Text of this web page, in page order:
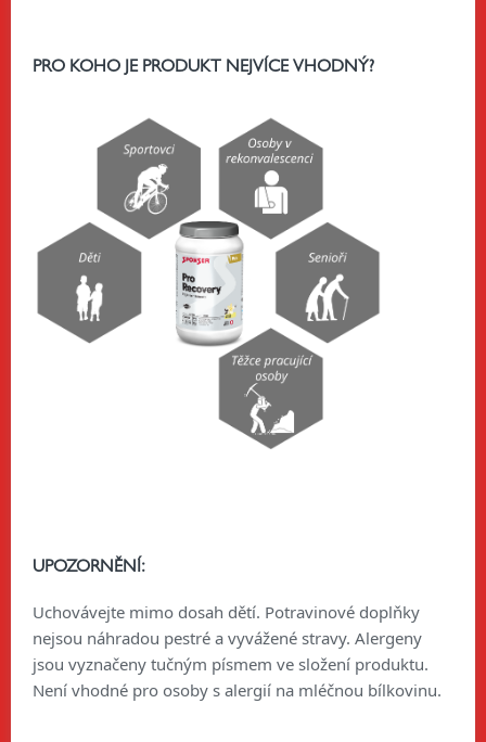
PRO KOHO JE PRODUKT NEJVÍCE VHODNÝ?
UPOZORNĚNÍ:
Uchovávejte mimo dosah dětí. Potravinové doplňky
nejsou náhradou pestré a vyvážené stravy. Alergeny
jsou vyznačeny tučným písmem ve složení produktu.
Není vhodné pro osoby s alergií na mléčnou bílkovinu.